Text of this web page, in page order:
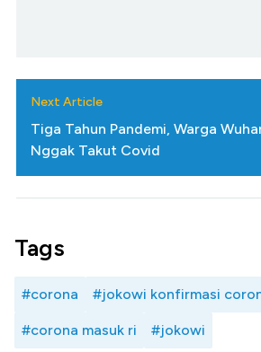
Next Article
Tiga Tahun Pandemi, Warga
Nggak Takut Covid
Tags
#corona #jokowi konfirmasi
#corona masuk ri #jokowi